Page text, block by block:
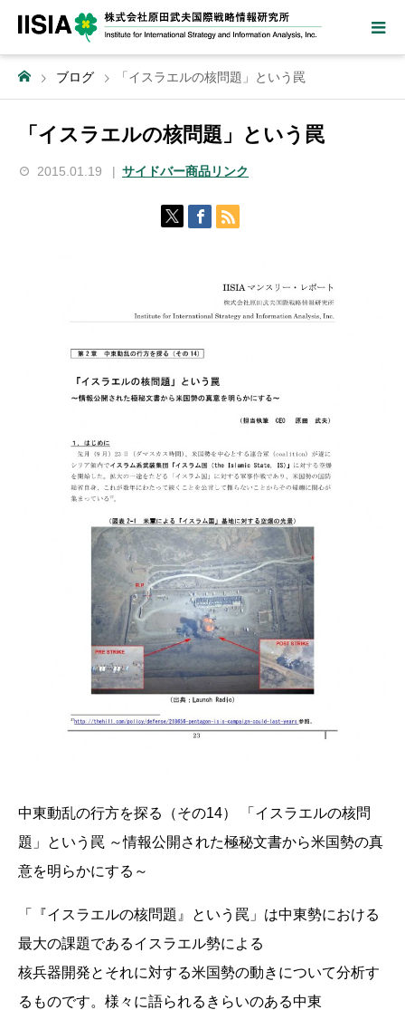
ブログ 「イスラエルの核問題」という罠
「イスラエルの核問題」という罠
2015.01.19 サイドバー商品リンク
中東動乱の行方を探る（その14） 「イスラエルの核問
題」という罠 ～情報公開された極秘文書から米国勢の真
意を明らかにする～
「『イスラエルの核問題』という罠」は中東勢における
最大の課題であるイスラエル勢による
核兵器開発とそれに対する米国勢の動きについて分析す
るものです。様々に語られるきらいのある中東